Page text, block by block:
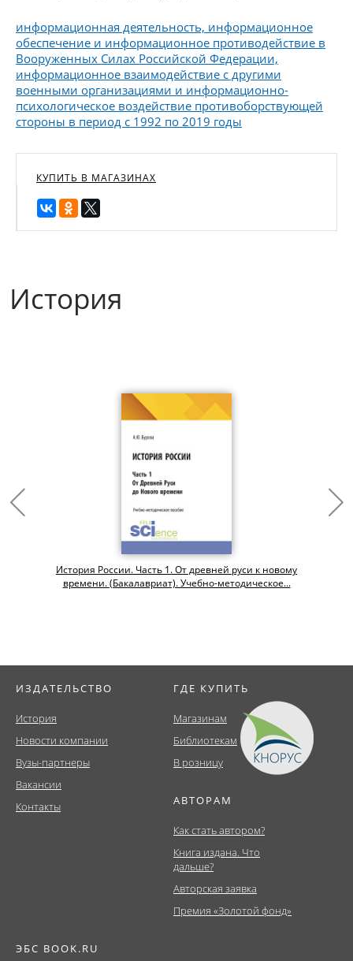
информационная деятельность, информационное
обеспечение и информационное противодействие в
Вооруженных Силах Российской Федерации,
информационное взаимодействие с другими
военными организациями и информационно-
психологическое воздействие противоборствующей
стороны в период с 1992 по 2019 годы
КУПИТЬ В МАГАЗИНАХ
История
История России. Часть 1. От древней руси к новому
времени. (Бакалавриат). Учебно-методическое...
ИЗДАТЕЛЬСТВО
История
Новости компании
Вузы-партнеры
Вакансии
Контакты
ГДЕ КУПИТЬ
Магазинам
Библиотекам
В розницу
АВТОРАМ
Как стать автором?
Книга издана. Что
дальше?
Авторская заявка
Премия «Золотой фонд»
ЭБС BOOK.RU